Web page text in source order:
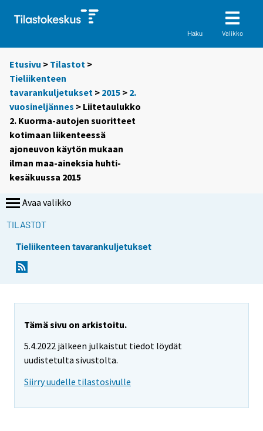
Haku Valikko
Etusivu > Tilastot >
Tieliikenteen
tavarankuljetukset > 2015 > 2.
vuosineljännes > Liitetaulukko
2. Kuorma-autojen suoritteet
kotimaan liikenteessä
ajoneuvon käytön mukaan
ilman maa-aineksia huhti-
kesäkuussa 2015
Avaa valikko
TILASTOT
Tieliikenteen tavarankuljetukset
Tämä sivu on arkistoitu.
5.4.2022 jälkeen julkaistut tiedot löydät
uudistetulta sivustolta.
Siirry uudelle tilastosivulle